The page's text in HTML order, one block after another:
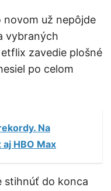
novom už nepôjde
vybraných
zavedie plošné
po celom
Na
HBO Max
stihnúť do konca